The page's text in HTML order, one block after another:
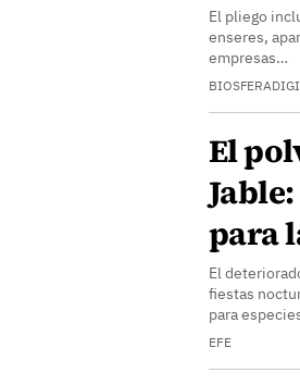
El pliego
enseres,
empresas…
El
para
El
fiestas
para
EFE